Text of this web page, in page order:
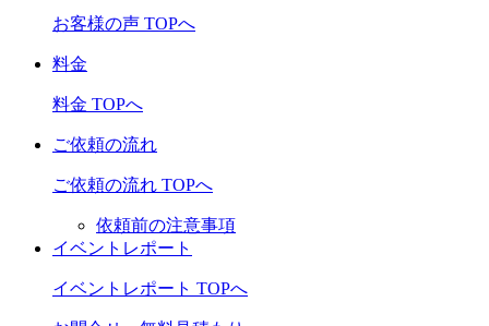
お客様の声 TOPへ
料金
料金 TOPへ
ご依頼の流れ
ご依頼の流れ TOPへ
依頼前の注意事項
イベントレポート
イベントレポート TOPへ